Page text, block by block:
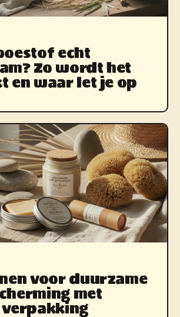
echt
Zo wordt het
en waar let je op
voor duurzame
met